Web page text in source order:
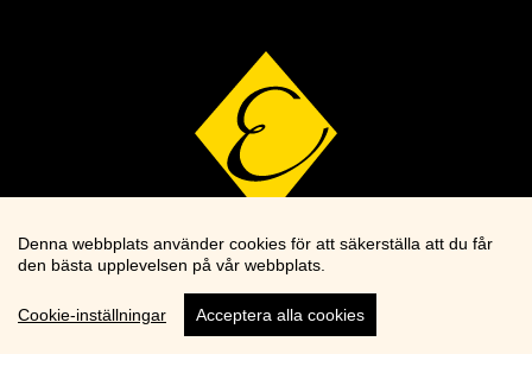
Denna webbplats använder cookies för att säkerställa att du får
den bästa upplevelsen på vår webbplats.
Cookie-inställningar Acceptera alla cookies